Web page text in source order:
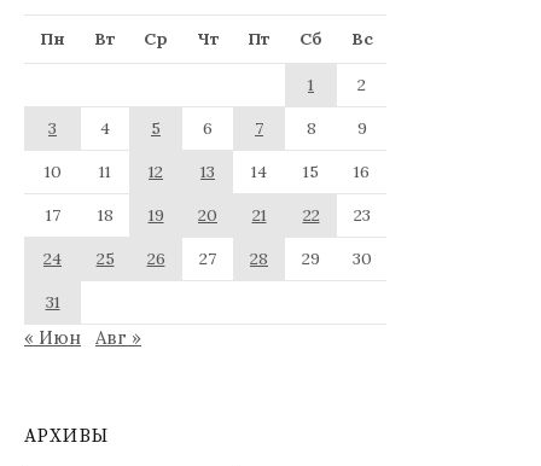
Пн Вт Ср Чт Пт Сб Вс
1
2
3
4 5 6 7 8
9
10
11 12 13 14 15
16
17
18 19 20 21 22
23
24
25 26 27 28 29
30
31
« Июн Авг »
АРХИВЫ